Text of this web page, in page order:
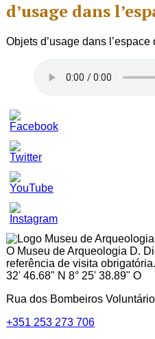
d’usage dans
Objets d’usage dans
Set
Youtube
Channel
ID
O Museu de Arqueologia D.
referência de visita
32' 46.68" N 8° 25' 38.89" O
Rua dos Bombeiros
+351 253 273 706